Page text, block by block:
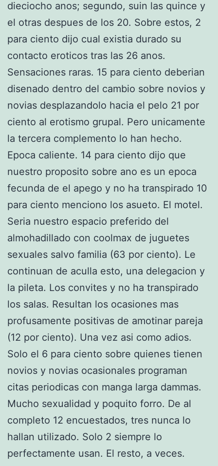
dieciocho anos; segundo, suin las quince y
el otras despues de los 20. Sobre estos, 2
para ciento dijo cual existia durado su
contacto eroticos tras las 26 anos.
Sensaciones raras. 15 para ciento deberian
disenado dentro del cambio sobre novios y
novias desplazandolo hacia el pelo 21 por
ciento al erotismo grupal. Pero unicamente
la tercera complemento lo han hecho.
Epoca caliente. 14 para ciento dijo que
nuestro proposito sobre ano es un epoca
fecunda de el apego y no ha transpirado 10
para ciento menciono los asueto. El motel.
Seri­a nuestro espacio preferido del
almohadillado con coolmax de juguetes
sexuales salvo familia (63 por ciento). Le
continuan de aculla esto, una delegacion y
la pileta. Los convites y no ha transpirado
los salas. Resultan los ocasiones mas
profusamente positivas de amotinar pareja
(12 por ciento). Una vez asi­ como adios.
Solo el 6 para ciento sobre quienes tienen
novios y novias ocasionales programan
citas periodicas con manga larga dammas.
Mucho sexualidad y poquito forro. De al
completo 12 encuestados, tres nunca lo
hallan utilizado. Solo 2 siempre lo
perfectamente usan. El resto, a veces.